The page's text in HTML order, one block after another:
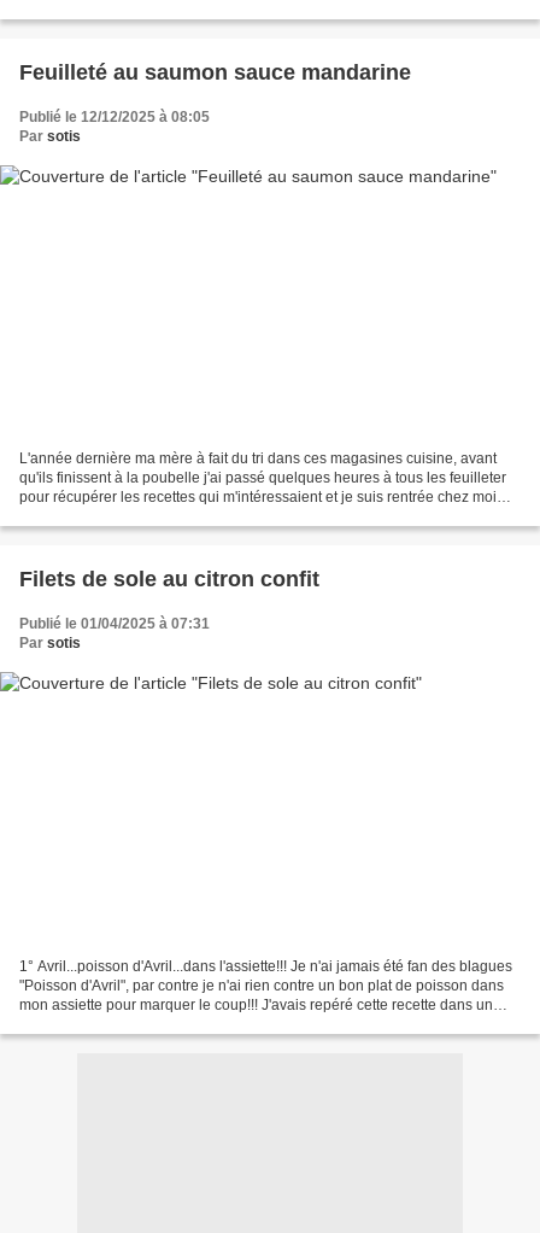
Feuilleté au saumon sauce mandarine
Publié le 12/12/2025 à 08:05
Par sotis
L'année dernière ma mère à fait du tri dans ces magasines cuisine, avant
qu'ils finissent à la poubelle j'ai passé quelques heures à tous les feuilleter
pour récupérer les recettes qui m'intéressaient et je suis rentrée chez moi
Filets de sole au citron confit
Publié le 01/04/2025 à 07:31
Par sotis
1° Avril...poisson d'Avril...dans l'assiette!!! Je n'ai jamais été fan des blagues
"Poisson d'Avril", par contre je n'ai rien contre un bon plat de poisson dans
mon assiette pour marquer le coup!!! J'avais repéré cette recette dans un